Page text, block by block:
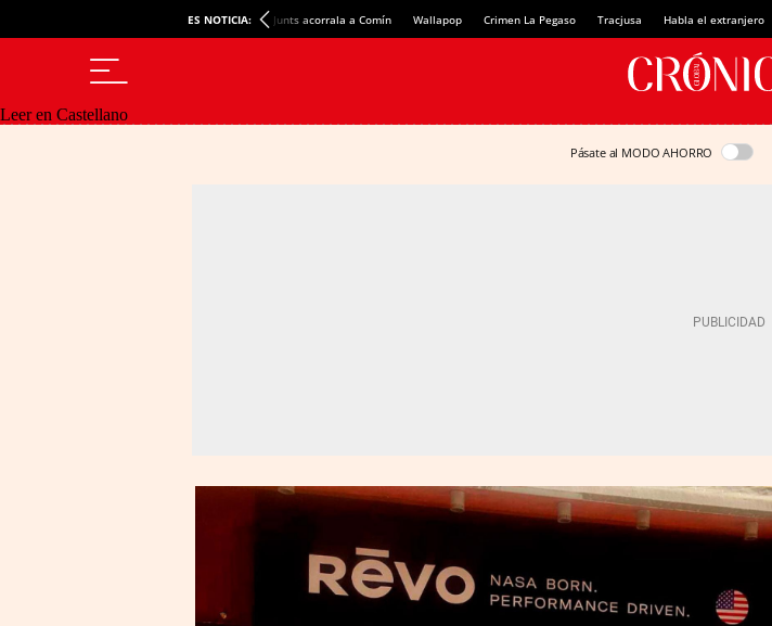
ES NOTICIA: Junts acorrala a Comín Wallapop Crimen La Pegaso Tracjusa Habla el extranjero
Leer en Castellano
Pásate al MODO AHORRO